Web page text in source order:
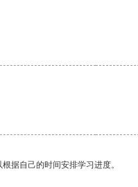
据自己的时间安排学习进度。